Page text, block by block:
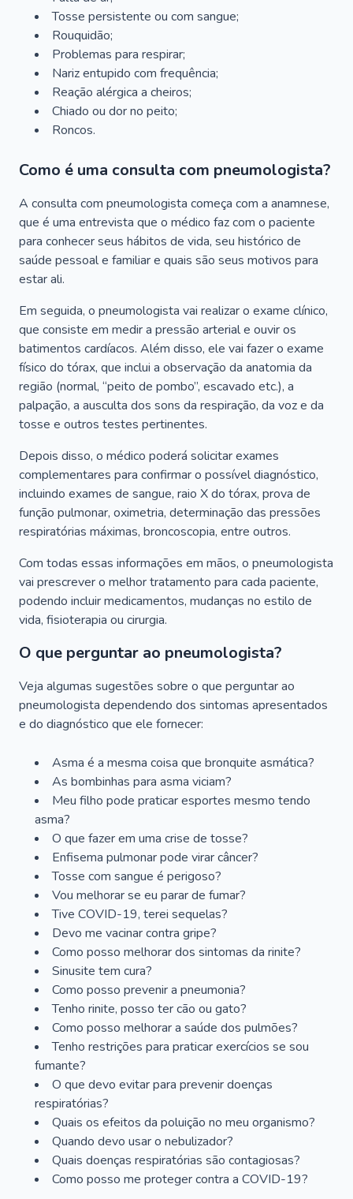
Tosse persistente ou com sangue;
Rouquidão;
Problemas para respirar;
Nariz entupido com frequência;
Reação alérgica a cheiros;
Chiado ou dor no peito;
Roncos.
Como é uma consulta com pneumologista?
A consulta com pneumologista começa com a anamnese,
que é uma entrevista que o médico faz com o paciente
para conhecer seus hábitos de vida, seu histórico de
saúde pessoal e familiar e quais são seus motivos para
estar ali.
Em seguida, o pneumologista vai realizar o exame clínico,
que consiste em medir a pressão arterial e ouvir os
batimentos cardíacos. Além disso, ele vai fazer o exame
físico do tórax, que inclui a observação da anatomia da
região (normal, “peito de pombo”, escavado etc.), a
palpação, a ausculta dos sons da respiração, da voz e da
tosse e outros testes pertinentes.
Depois disso, o médico poderá solicitar exames
complementares para confirmar o possível diagnóstico,
incluindo exames de sangue, raio X do tórax, prova de
função pulmonar, oximetria, determinação das pressões
respiratórias máximas, broncoscopia, entre outros.
Com todas essas informações em mãos, o pneumologista
vai prescrever o melhor tratamento para cada paciente,
podendo incluir medicamentos, mudanças no estilo de
vida, fisioterapia ou cirurgia.
O que perguntar ao pneumologista?
Veja algumas sugestões sobre o que perguntar ao
pneumologista dependendo dos sintomas apresentados
e do diagnóstico que ele fornecer:
Asma é a mesma coisa que bronquite asmática?
As bombinhas para asma viciam?
Meu filho pode praticar esportes mesmo tendo
asma?
O que fazer em uma crise de tosse?
Enfisema pulmonar pode virar câncer?
Tosse com sangue é perigoso?
Vou melhorar se eu parar de fumar?
Tive COVID-19, terei sequelas?
Devo me vacinar contra gripe?
Como posso melhorar dos sintomas da rinite?
Sinusite tem cura?
Como posso prevenir a pneumonia?
Tenho rinite, posso ter cão ou gato?
Como posso melhorar a saúde dos pulmões?
Tenho restrições para praticar exercícios se sou
fumante?
O que devo evitar para prevenir doenças
respiratórias?
Quais os efeitos da poluição no meu organismo?
Quando devo usar o nebulizador?
Quais doenças respiratórias são contagiosas?
Como posso me proteger contra a COVID-19?